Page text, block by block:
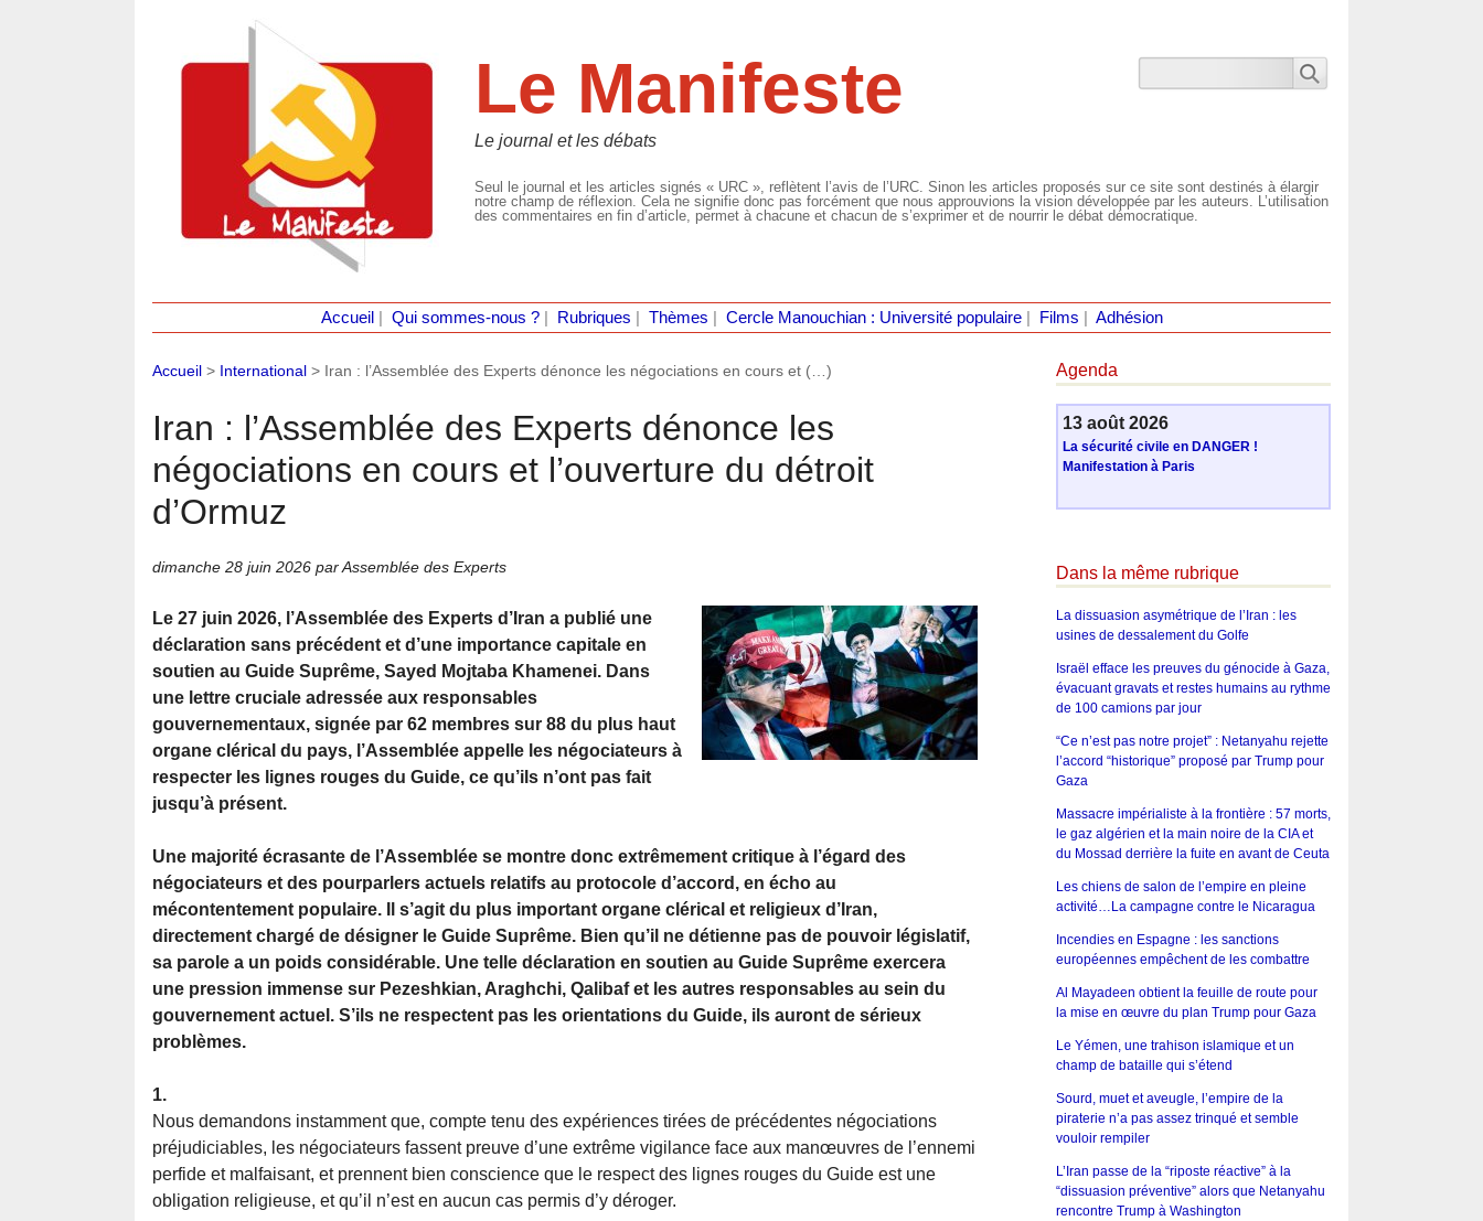
Le Manifeste
Le journal et les débats
Seul le journal et les articles signés « URC », reflètent l’avis de l’URC. Sinon les articles proposés sur ce site sont destinés à élargir
notre champ de réflexion. Cela ne signifie donc pas forcément que nous approuvions la vision développée par les auteurs. L’utilisation
des commentaires en fin d’article, permet à chacune et chacun de s’exprimer et de nourrir le débat démocratique.
Accueil Qui sommes-nous ?| Rubriques Thèmes Cercle Manouchian : Université populaire| Films Adhésion
Accueil > International > Iran : l’Assemblée des Experts dénonce les négociations en cours et (…)
Iran : l’Assemblée des Experts dénonce les
négociations en cours et l’ouverture du détroit
d’Ormuz
dimanche 28 juin 2026 par Assemblée des Experts
Le 27 juin 2026, l’Assemblée des Experts d’Iran a publié une
déclaration sans précédent et d’une importance capitale en
soutien au Guide Suprême, Sayed Mojtaba Khamenei. Dans
une lettre cruciale adressée aux responsables
gouvernementaux, signée par 62 membres sur 88 du plus haut
organe clérical du pays, l’Assemblée appelle les négociateurs à
respecter les lignes rouges du Guide, ce qu’ils n’ont pas fait
jusqu’à présent.
Une majorité écrasante de l’Assemblée se montre donc extrêmement critique à l’égard des
négociateurs et des pourparlers actuels relatifs au protocole d’accord, en écho au
mécontentement populaire. Il s’agit du plus important organe clérical et religieux d’Iran,
directement chargé de désigner le Guide Suprême. Bien qu’il ne détienne pas de pouvoir législatif,
sa parole a un poids considérable. Une telle déclaration en soutien au Guide Suprême exercera
une pression immense sur Pezeshkian, Araghchi, Qalibaf et les autres responsables au sein du
gouvernement actuel. S’ils ne respectent pas les orientations du Guide, ils auront de sérieux
problèmes.
1.
Nous demandons instamment que, compte tenu des expériences tirées de précédentes négociations
préjudiciables, les négociateurs fassent preuve d’une extrême vigilance face aux manœuvres de l’ennemi
perfide et malfaisant, et prennent bien conscience que le respect des lignes rouges du Guide est une
obligation religieuse, et qu’il n’est en aucun cas permis d’y déroger.
Agenda
13 août 2026
La sécurité civile en DANGER !
Manifestation à Paris
Dans la même rubrique
La dissuasion asymétrique de l’Iran : les
usines de dessalement du Golfe
Israël efface les preuves du génocide à Gaza,
évacuant gravats et restes humains au rythme
de 100 camions par jour
“Ce n’est pas notre projet” : Netanyahu rejette
l’accord “historique” proposé par Trump pour
Gaza
Massacre impérialiste à la frontière : 57 morts,
le gaz algérien et la main noire de la CIA et
du Mossad derrière la fuite en avant de Ceuta
Les chiens de salon de l’empire en pleine
activité…La campagne contre le Nicaragua
Incendies en Espagne : les sanctions
européennes empêchent de les combattre
Al Mayadeen obtient la feuille de route pour
la mise en œuvre du plan Trump pour Gaza
Le Yémen, une trahison islamique et un
champ de bataille qui s’étend
Sourd, muet et aveugle, l’empire de la
piraterie n’a pas assez trinqué et semble
vouloir rempiler
L’Iran passe de la “riposte réactive” à la
“dissuasion préventive” alors que Netanyahu
rencontre Trump à Washington